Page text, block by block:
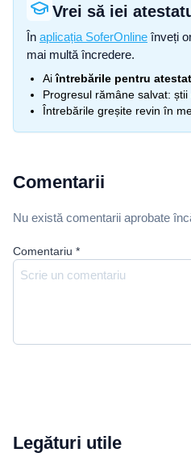
Vrei să iei
În aplicația SoferOnline înveți
mai multă încredere.
Aiîntrebările pentru
Progresul rămâne salvat:
Întrebările greșite revin în
Comentarii
Nu există comentarii aprobate
Comentariu *
Legături utile